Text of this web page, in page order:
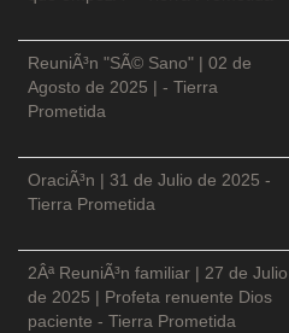
ReuniÃ³n "SÃ© Sano" | 02 de
Agosto de 2025 | - Tierra
Prometida
OraciÃ³n | 31 de Julio de 2025 -
Tierra Prometida
2Âª ReuniÃ³n familiar | 27 de Julio
de 2025 | Profeta renuente Dios
paciente - Tierra Prometida